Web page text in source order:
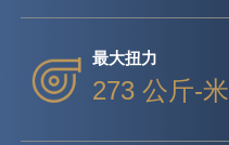
最大扭力
273 公斤-米